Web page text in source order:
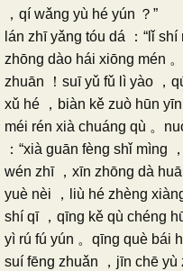
，qí wǎng yù hé yún ？”
lán zhī yǎng tóu dá ：“lǐ
zhōng dào hái xiōng mén
zhuān ！suī yǔ fǔ lì yào ，
xǔ hé ，biàn kě zuò hūn yīn
méi rén xià chuáng qù 。
：“xià guān fèng shǐ mìng
wén zhī ，xīn zhōng dà
yuè nèi ，liù hé zhèng
shí qī ，qīng kě qù chéng
yì rú fú yún 。qīng què bái
suí fēng zhuǎn ，jīn chē yù